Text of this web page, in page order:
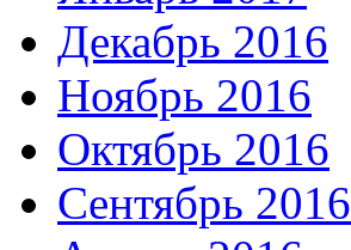
Декабрь 2016
Ноябрь 2016
Октябрь 2016
Сентябрь 2016